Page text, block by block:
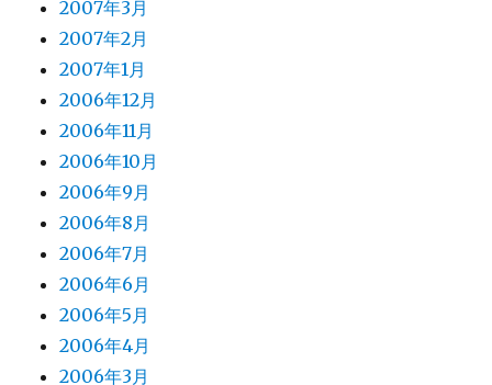
2007年3月
2007年2月
2007年1月
2006年12月
2006年11月
2006年10月
2006年9月
2006年8月
2006年7月
2006年6月
2006年5月
2006年4月
2006年3月